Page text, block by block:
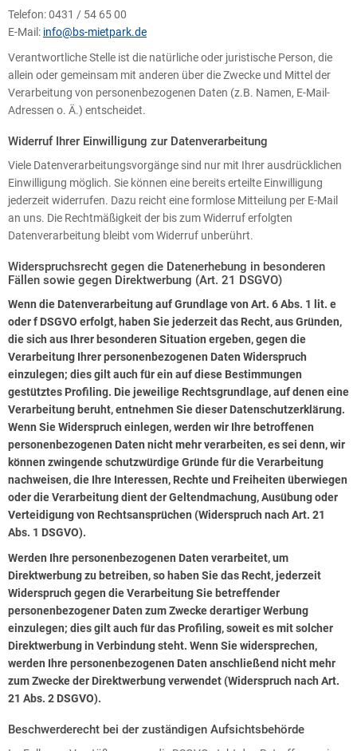
Telefon: 0431 / 54 65 00
E-Mail: info@bs-mietpark.de
Verantwortliche Stelle ist die natürliche oder juristische Person, die
allein oder gemeinsam mit anderen über die Zwecke und Mittel der
Verarbeitung von personenbezogenen Daten (z.B. Namen, E-Mail-
Adressen o. Ä.) entscheidet.
Widerruf Ihrer Einwilligung zur Datenverarbeitung
Viele Datenverarbeitungsvorgänge sind nur mit Ihrer ausdrücklichen
Einwilligung möglich. Sie können eine bereits erteilte Einwilligung
jederzeit widerrufen. Dazu reicht eine formlose Mitteilung per E-Mail
an uns. Die Rechtmäßigkeit der bis zum Widerruf erfolgten
Datenverarbeitung bleibt vom Widerruf unberührt.
Widerspruchsrecht gegen die Datenerhebung in besonderen
Fällen sowie gegen Direktwerbung (Art. 21 DSGVO)
Wenn die Datenverarbeitung auf Grundlage von Art. 6 Abs. 1 lit. e
oder f DSGVO erfolgt, haben Sie jederzeit das Recht, aus Gründen,
die sich aus Ihrer besonderen Situation ergeben, gegen die
Verarbeitung Ihrer personenbezogenen Daten Widerspruch
einzulegen; dies gilt auch für ein auf diese Bestimmungen
gestütztes Profiling. Die jeweilige Rechtsgrundlage, auf denen eine
Verarbeitung beruht, entnehmen Sie dieser Datenschutzerklärung.
Wenn Sie Widerspruch einlegen, werden wir Ihre betroffenen
personenbezogenen Daten nicht mehr verarbeiten, es sei denn, wir
können zwingende schutzwürdige Gründe für die Verarbeitung
nachweisen, die Ihre Interessen, Rechte und Freiheiten überwiegen
oder die Verarbeitung dient der Geltendmachung, Ausübung oder
Verteidigung von Rechtsansprüchen (Widerspruch nach Art. 21
Abs. 1 DSGVO).
Werden Ihre personenbezogenen Daten verarbeitet, um
Direktwerbung zu betreiben, so haben Sie das Recht, jederzeit
Widerspruch gegen die Verarbeitung Sie betreffender
personenbezogener Daten zum Zwecke derartiger Werbung
einzulegen; dies gilt auch für das Profiling, soweit es mit solcher
Direktwerbung in Verbindung steht. Wenn Sie widersprechen,
werden Ihre personenbezogenen Daten anschließend nicht mehr
zum Zwecke der Direktwerbung verwendet (Widerspruch nach Art.
21 Abs. 2 DSGVO).
Beschwerderecht bei der zuständigen Aufsichtsbehörde